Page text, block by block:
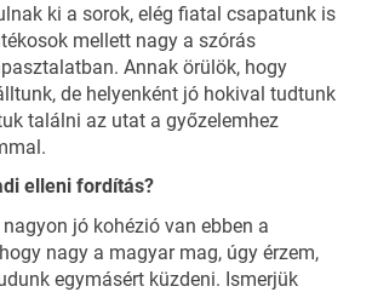
ki a sorok, elég fiatal csapatunk is
mellett nagy a szórás
Annak örülök, hogy
de helyenként jó hokival tudtunk
találni az utat a győzelemhez
elleni fordítás?
jó kohézió van ebben a
nagy a magyar mag, úgy érzem,
egymásért küzdeni. Ismerjük